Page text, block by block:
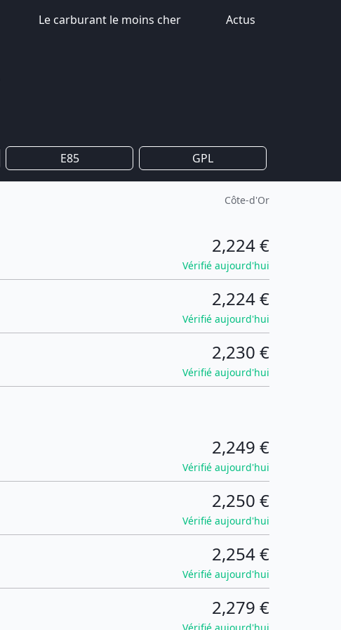
Le carburant le moins cher Actus
E85 GPL
Côte-d'Or
2,224 €
Vérifié aujourd'hui
2,224 €
Vérifié aujourd'hui
2,230 €
Vérifié aujourd'hui
2,249 €
Vérifié aujourd'hui
2,250 €
Vérifié aujourd'hui
2,254 €
Vérifié aujourd'hui
2,279 €